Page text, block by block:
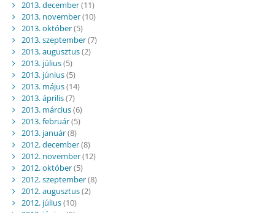
2013. december(11)
2013. november(10)
2013. október(5)
2013. szeptember(7)
2013. augusztus(2)
2013. július(5)
2013. június(5)
2013. május(14)
2013. április(7)
2013. március(6)
2013. február(5)
2013. január(8)
2012. december(8)
2012. november(12)
2012. október(5)
2012. szeptember(8)
2012. augusztus(2)
2012. július(10)